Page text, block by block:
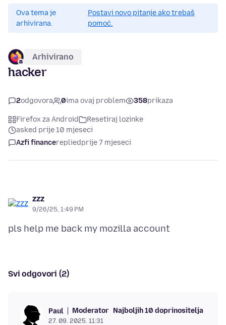
Ova tema je
arhivirana.
Postavi novo pitanje ako trebaš
pomoć.
Arhivirano
hacker
2odgovora 0ima ovaj problem 358prikaza
Firefox za Android
Resetiraj lozinke
asked prije 10 mjeseci
Azfi financerepliedprije 7 mjeseci
zzz
9/26/25, 1:49 PM
Svi odgovori (2)
Paul Moderator Najboljih 10 doprinositelja
27. 09. 2025. 11:31